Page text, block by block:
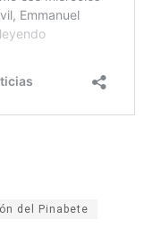
del Pinabete